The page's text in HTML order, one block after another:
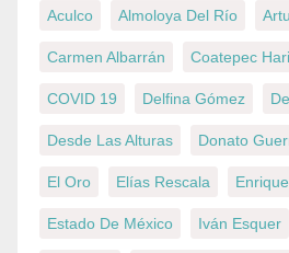
Aculco Almoloya Del Río
Carmen Albarrán Coatepec
COVID 19 Delfina Gómez
Desde Las Alturas Donato
El Oro Elías Rescala
Estado De México Iván Esquer